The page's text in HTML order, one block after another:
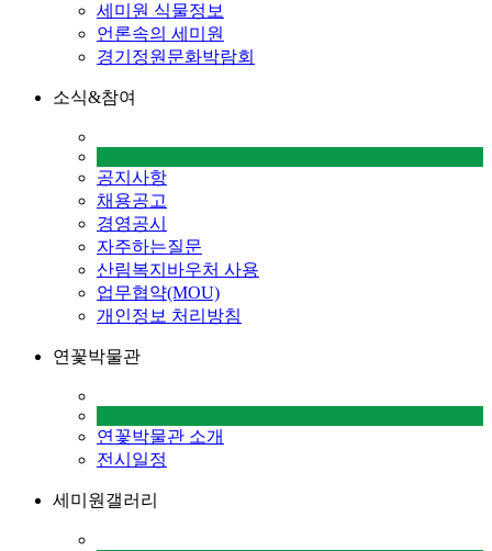
세미원 식물정보
언론속의 세미원
경기정원문화박람회
소식&참여
공지사항
채용공고
경영공시
자주하는질문
산림복지바우처 사용
업무협약(MOU)
개인정보 처리방침
연꽃박물관
연꽃박물관 소개
전시일정
세미원갤러리